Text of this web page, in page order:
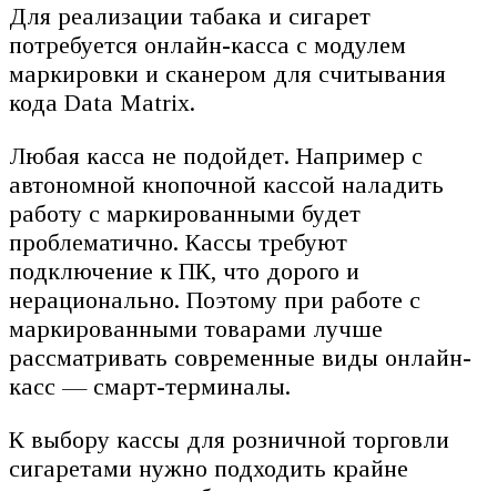
Для реализации табака и сигарет
потребуется онлайн-касса с модулем
маркировки и сканером для считывания
кода Data Matrix.
Любая касса не подойдет. Например с
автономной кнопочной кассой наладить
работу с маркированными будет
проблематично. Кассы требуют
подключение к ПК, что дорого и
нерационально. Поэтому при работе с
маркированными товарами лучше
рассматривать современные виды онлайн-
касс — смарт-терминалы.
К выбору кассы для розничной торговли
сигаретами нужно подходить крайне